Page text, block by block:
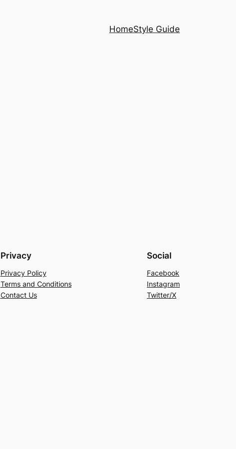
HomeStyle Guide
Privacy
Privacy Policy
Terms and Conditions
Contact Us
Social
Facebook
Instagram
Twitter/X